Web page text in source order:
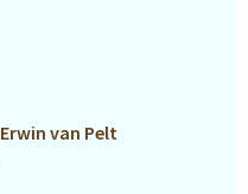
Erwin van Pelt